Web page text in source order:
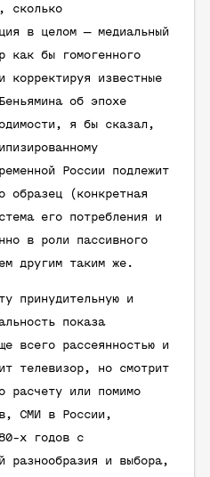
сколько
в целом — медиальный
как бы гомогенного
корректируя известные
об эпохе
я бы сказал,
России подлежит
образец (конкретная
его потребления и
в роли пассивного
другим таким же.
принудительную и
показа
всего рассеянностью и
телевизор, но смотрит
расчету или помимо
СМИ в России,
х годов с
разнообразия и выбора,